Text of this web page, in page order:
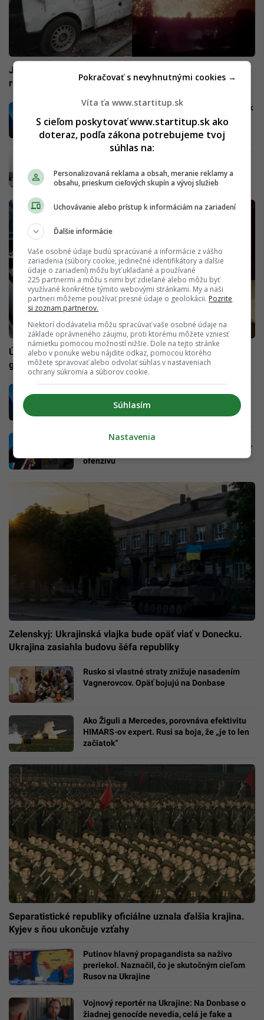
Je to, akoby zabíjali vlastných občanov, tvrdia Briti o
ruských útokoch na anektované oblasti
Putin môže tvrdo naraziť: Ukrajinci sú blízko k
momentu, ktorý by mohol Rusku zhatiť plány
Úplný kolaps, Putin sa už údajne nechce stretávať s
generálmi. Prípravou novej fázy mal poveriť oligarchov
zbraní. Ukrajina naspäť dobyla stovky
Donbas bude dobytý do 15. septembra,
rozkázal Putin. Rusko údajne plánuje obnoviť
ofenzívu
Zelenskyj: Ukrajinská vlajka bude opäť viať v Donecku.
Ukrajina zasiahla budovu šéfa republiky
Rusko si vlastné straty znižuje nasadením
Vagnerovcov. Opäť bojujú na Donbase
Ako Žiguli a Mercedes, porovnáva efektivitu
HIMARS-ov expert. Rusi sa boja, že „je to len
začiatok“
Separatistické republiky oficiálne uznala ďalšia krajina.
Kyjev s ňou ukončuje vzťahy
Putinov hlavný propagandista sa naživo
preriekol. Naznačil, čo je skutočným cieľom
Rusov na Ukrajine
Vojnový reportér na Ukrajine: Na Donbase o
žiadnej genocíde nevedia, celá je fake a
Víta ťa www.startitup.sk
S cieľom poskytovať www.startitup.sk ako
doteraz, podľa zákona potrebujeme tvoj
súhlas na:
Personalizovaná reklama a obsah, meranie reklamy a
obsahu, prieskum cieľových skupín a vývoj služieb
Uchovávanie alebo prístup k informáciám na zariadení
Ďalšie informácie
Vaše osobné údaje budú spracúvané a informácie z vášho
zariadenia (súbory cookie, jedinečné identifikátory a ďalšie
údaje o zariadení) môžu byť ukladané a používané
225 partnermi a môžu s nimi byť zdieľané alebo môžu byť
využívané konkrétne týmito webovými stránkami. My a naši
partneri môžeme používať presné údaje o geolokácii. Pozrite
si zoznam partnerov.
Niektorí dodávatelia môžu spracúvať vaše osobné údaje na
základe oprávneného záujmu, proti ktorému môžete vzniesť
námietku pomocou možností nižšie. Dole na tejto stránke
alebo v ponuke webu nájdite odkaz, pomocou ktorého
môžete spravovať alebo odvolať súhlas v nastaveniach
ochrany súkromia a súborov cookie.
Súhlasím
Pokračovať s nevyhnutnými cookies →
Nastavenia